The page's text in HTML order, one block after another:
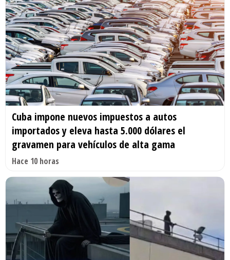
Cuba impone nuevos impuestos a autos
importados y eleva hasta 5.000 dólares el
gravamen para vehículos de alta gama
Hace 10 horas